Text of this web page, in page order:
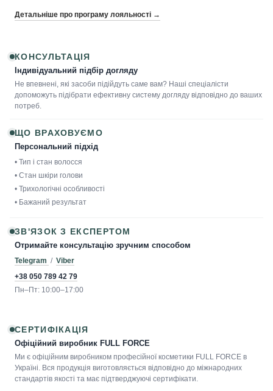
Детальніше про програму лояльності →
КОНСУЛЬТАЦІЯ
Індивідуальний підбір догляду
Не впевнені, які засоби підійдуть саме вам? Наші спеціалісти
допоможуть підібрати ефективну систему догляду відповідно до ваших
потреб.
ЩО ВРАХОВУЄМО
Персональний підхід
• Тип і стан волосся
• Стан шкіри голови
• Трихологічні особливості
• Бажаний результат
ЗВ'ЯЗОК З ЕКСПЕРТОМ
Отримайте консультацію зручним способом
Telegram / Viber
+38 050 789 42 79
Пн–Пт: 10:00–17:00
СЕРТИФІКАЦІЯ
Офіційний виробник FULL FORCE
Ми є офіційним виробником професійної косметики FULL FORCE в
Україні. Вся продукція виготовляється відповідно до міжнародних
стандартів якості та має підтверджуючі сертифікати.